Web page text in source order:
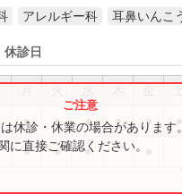
アレルギー科 耳鼻いんこ
診日
● ● ● ● ●
● ● ●
休診・休業の場合があります
に直接ご確認ください。